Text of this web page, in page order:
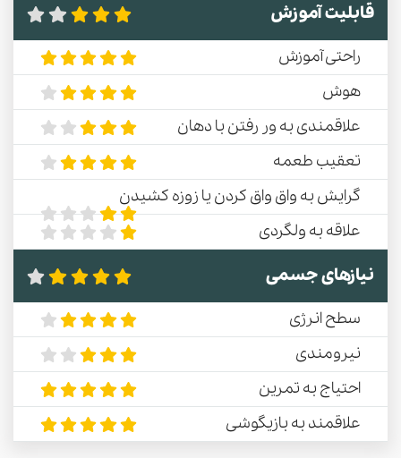
قابلیت آموزش
راحتی آموزش
هوش
علاقمندی به ور رفتن با دهان
تعقیب طعمه
گرایش به واق واق کردن یا زوزه کشیدن
علاقه به ولگردی
نیازهای جسمی
سطح انرژی
نیرومندی
احتیاج به تمرین
علاقمند به بازیگوشی